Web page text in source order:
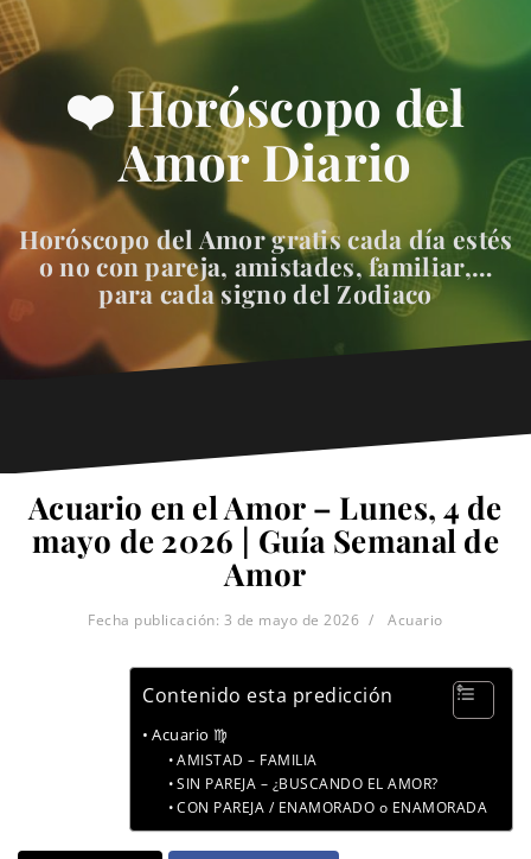
❤️ Horóscopo del
Amor Diario
Horóscopo del Amor gratis cada día estés
o no con pareja, amistades, familiar,…
para cada signo del Zodiaco
Acuario en el Amor – Lunes, 4 de
mayo de 2026 | Guía Semanal de
Amor
Fecha publicación: 3 de mayo de 2026 Acuario
Contenido esta predicción
Acuario ♍
AMISTAD – FAMILIA
SIN PAREJA – ¿BUSCANDO EL AMOR?
CON PAREJA / ENAMORADO o ENAMORADA